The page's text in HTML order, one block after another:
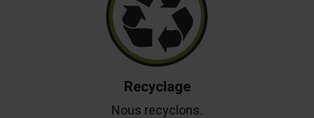
Recyclage
Nous recyclons.